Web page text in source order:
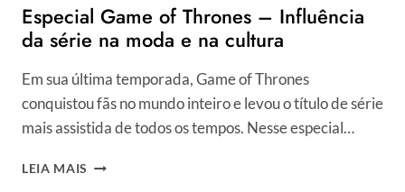
Especial Game of Thrones – Influência
da série na moda e na cultura
Em sua última temporada, Game of Thrones
conquistou fãs no mundo inteiro e levou o título de série
mais assistida de todos os tempos. Nesse especial…
LEIA MAIS ESPECIAL